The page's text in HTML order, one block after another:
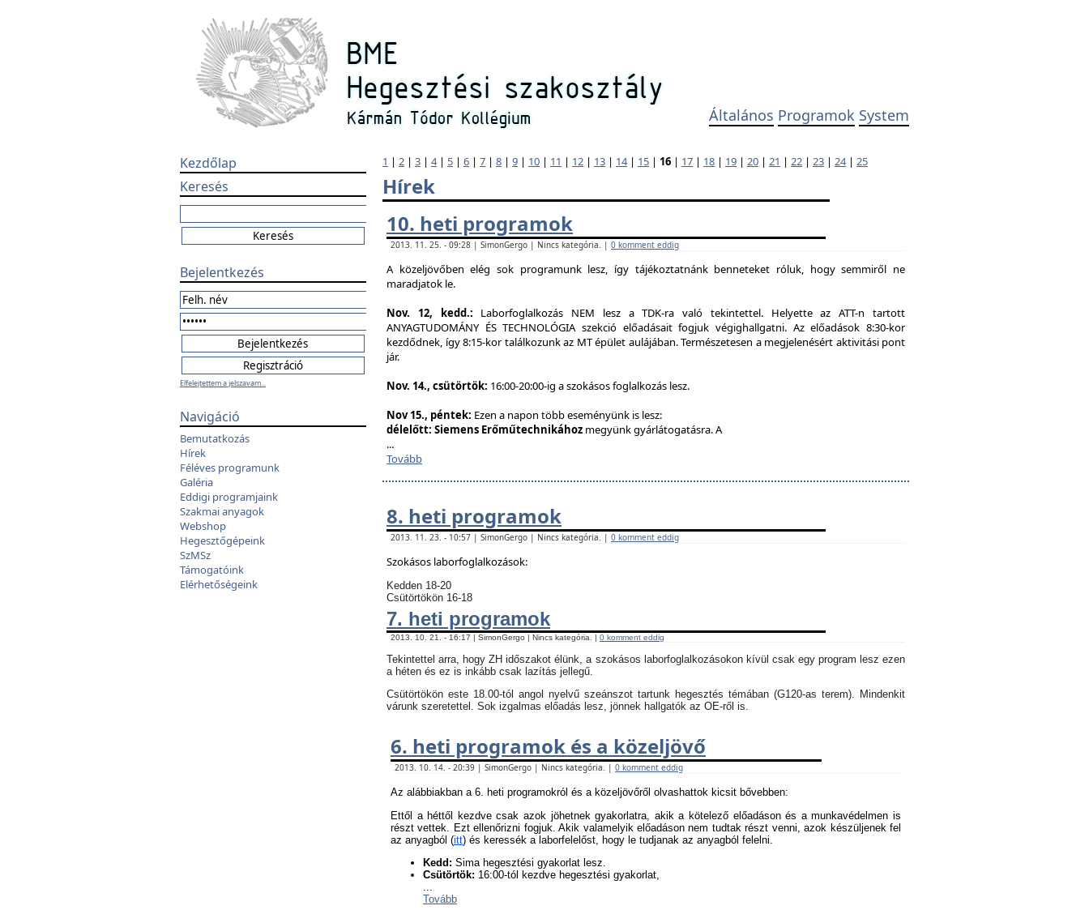
Általános Programok System
Kezdőlap
Keresés
Bejelentkezés
Elfelejtettem a jelszavam...
Navigáció
Bemutatkozás
Hírek
Féléves programunk
Galéria
Eddigi programjaink
Szakmai anyagok
Webshop
Hegesztőgépeink
SzMSz
Támogatóink
Elérhetőségeink
1 | 2 | 3 | 4| 5 | 6 | 7 | 8 | 9 | 10 | 11 | 12 | 13 | 14| 15 | 16 | 17 | 18 | 19 | 20 | 21 | 22 | 23 | 24| 25
Hírek
10. heti programok
2013. 11. 25. - 09:28 | SimonGergo | Nincs kategória. | 0 komment eddig
A közeljövőben elég sok programunk lesz, így tájékoztatnánk benneteket róluk, hogy semmiről ne
maradjatok le.
Nov. 12, kedd.: Laborfoglalkozás NEM lesz a TDK-ra való tekintettel. Helyette az ATT-n tartott
ANYAGTUDOMÁNY ÉS TECHNOLÓGIA szekció előadásait fogjuk végighallgatni. Az előadások 8:30-kor
kezdődnek, így 8:15-kor találkozunk az MT épület aulájában. Természetesen a megjelenésért aktivitási pont
jár.
Nov. 14., csütörtök: 16:00-20:00-ig a szokásos foglalkozás lesz.
Nov 15., péntek: Ezen a napon több eseményünk is lesz:
délelőtt: Siemens Erőműtechnikához megyünk gyárlátogatásra. A
...
Tovább
8. heti programok
2013. 11. 23. - 10:57 | SimonGergo | Nincs kategória. | 0 komment eddig
Szokásos laborfoglalkozások:
Kedden 18-20
Csütörtökön 16-18
7. heti programok
2013. 10. 21. - 16:17 | SimonGergo | Nincs kategória. | 0 komment eddig
Tekintettel arra, hogy ZH időszakot élünk, a szokásos laborfoglalkozásokon kívül csak egy program lesz ezen
a héten és ez is inkább csak lazítás jellegű.
Csütörtökön este 18.00-tól angol nyelvű szeánszot tartunk hegesztés témában (G120-as terem). Mindenkit
várunk szeretettel. Sok izgalmas előadás lesz, jönnek hallgatók az OE-ről is.
6. heti programok és a közeljövő
2013. 10. 14. - 20:39 | SimonGergo | Nincs kategória. | 0 komment eddig
Az alábbiakban a 6. heti programokról és a közeljövőről olvashattok kicsit bővebben:
Ettől a héttől kezdve csak azok jöhetnek gyakorlatra, akik a kötelező előadáson és a munkavédelmen is
részt vettek. Ezt ellenőrizni fogjuk. Akik valamelyik előadáson nem tudtak részt venni, azok készüljenek fel
az anyagból (itt) és keressék a laborfelelőst, hogy le tudjanak az anyagból felelni.
Kedd: Sima hegesztési gyakorlat lesz.
Csütörtök: 16:00-tól kezdve hegesztési gyakorlat,
...
Tovább